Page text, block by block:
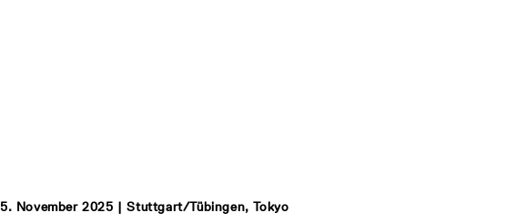
5. November 2025 | Stuttgart/Tübingen, Tokyo